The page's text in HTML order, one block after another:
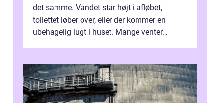
det samme. Vandet står højt i afløbet,
toilettet løber over, eller der kommer en
ubehagelig lugt i huset. Mange venter